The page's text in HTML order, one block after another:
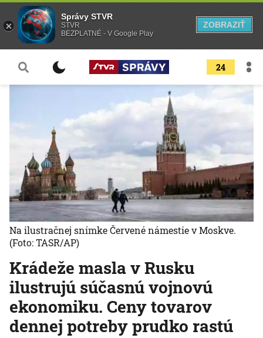
24
Krádeže masla v Rusku
ilustrujú súčasnú vojnovú
ekonomiku. Ceny tovarov
dennej potreby prudko rastú
Na ilustračnej snímke Červené námestie v Moskve.
(Foto: TASR/AP)
Správy STVR
STVR
BEZPLATNÉ - V Google Play
ZOBRAZIŤ